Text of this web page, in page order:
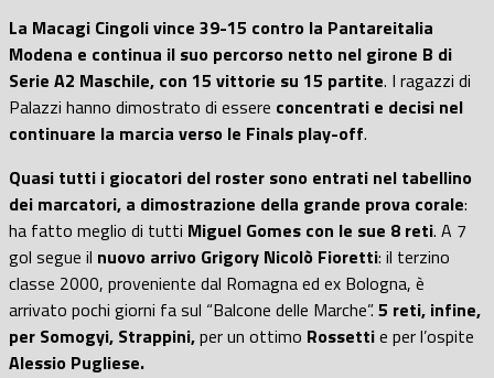
La Macagi Cingoli vince 39-15 contro la Pantareitalia
Modena e continua il suo percorso netto nel girone B di
Serie A2 Maschile, con 15 vittorie su 15 partite. I ragazzi di
Palazzi hanno dimostrato di essere concentrati e decisi nel
continuare la marcia verso le Finals play-off.
Quasi tutti i giocatori del roster sono entrati nel tabellino
dei marcatori, a dimostrazione della grande prova corale:
ha fatto meglio di tutti Miguel Gomes con le sue 8 reti. A 7
gol segue il nuovo arrivo Grigory Nicolò Fioretti: il terzino
classe 2000, proveniente dal Romagna ed ex Bologna, è
arrivato pochi giorni fa sul “Balcone delle Marche”.5 reti, infine,
per Somogyi, Strappini,per un ottimo Rossettie per l’ospite
Alessio Pugliese.